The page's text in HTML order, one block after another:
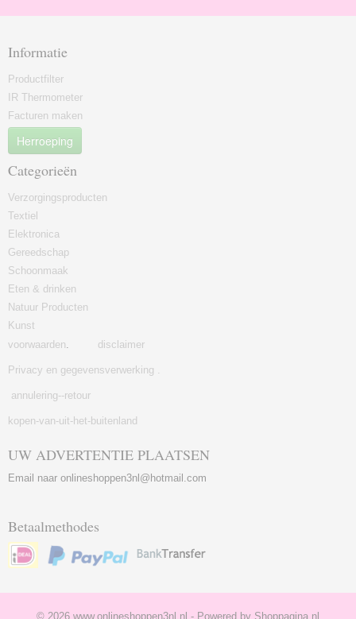
Informatie
Productfilter
IR Thermometer
Facturen maken
Herroeping
Categorieën
Verzorgingsproducten
Textiel
Elektronica
Gereedschap
Schoonmaak
Eten & drinken
Natuur Producten
Kunst
voorwaarden. disclaimer
Privacy en gegevensverwerking .
annulering--retour
kopen-van-uit-het-buitenland
UW ADVERTENTIE PLAATSEN
Email naar onlineshoppen3nl@hotmail.com
Betaalmethodes
© 2026 www.onlineshoppen3nl.nl - Powered by Shoppagina.nl